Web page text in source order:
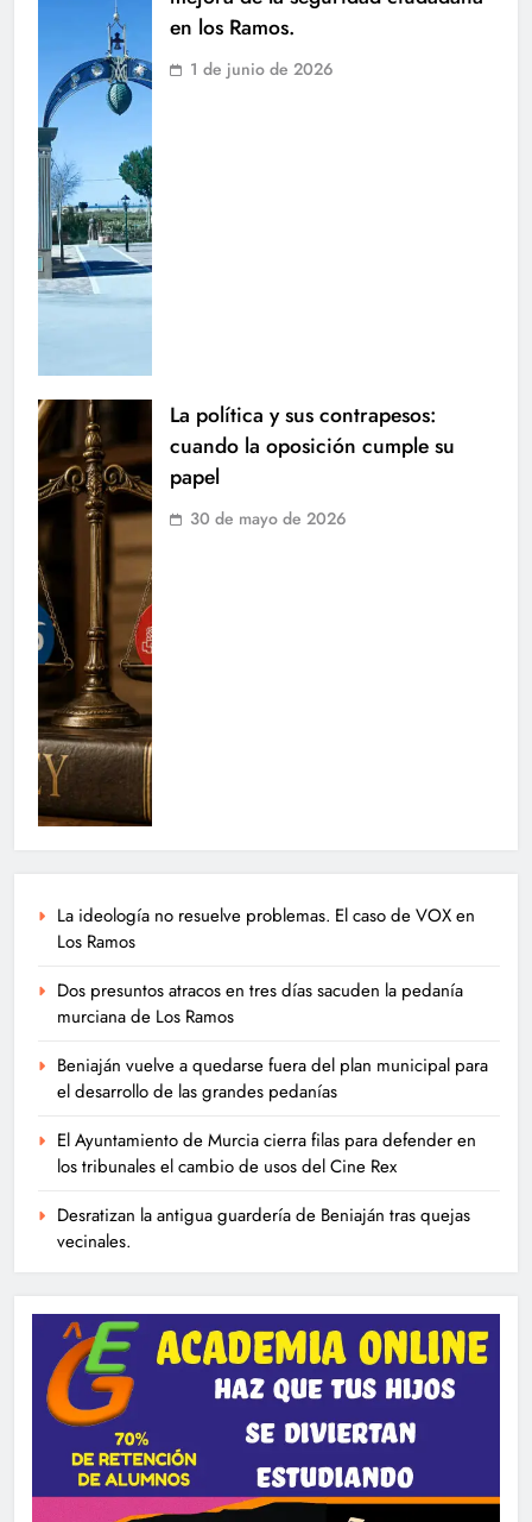
La ideología no resuelve problemas. El caso de VOX en
Los Ramos
Dos presuntos atracos en tres días sacuden la pedanía
murciana de Los Ramos
Beniaján vuelve a quedarse fuera del plan municipal para
el desarrollo de las grandes pedanías
El Ayuntamiento de Murcia cierra filas para defender en
los tribunales el cambio de usos del Cine Rex
Desratizan la antigua guardería de Beniaján tras quejas
vecinales.
en los Ramos.
1 de junio de 2026
La política y sus contrapesos:
cuando la oposición cumple su
papel
30 de mayo de 2026